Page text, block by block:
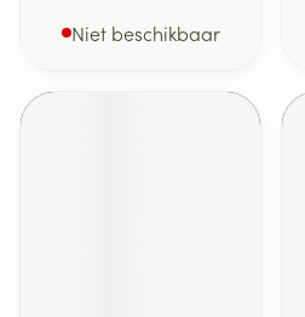
Niet beschikbaar